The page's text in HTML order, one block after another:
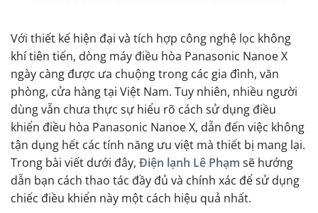
Với thiết kế hiện đại và tích hợp công nghệ lọc không
khí tiên tiến, dòng máy điều hòa Panasonic Nanoe X
ngày càng được ưa chuộng trong các gia đình, văn
phòng, cửa hàng tại Việt Nam. Tuy nhiên, nhiều người
dùng vẫn chưa thực sự hiểu rõ cách sử dụng điều
khiển điều hòa Panasonic Nanoe X, dẫn đến việc không
tận dụng hết các tính năng ưu việt mà thiết bị mang lại.
Trong bài viết dưới đây, Điện lạnh Lê Phạm sẽ hướng
dẫn bạn cách thao tác đầy đủ và chính xác để sử dụng
chiếc điều khiển này một cách hiệu quả nhất.